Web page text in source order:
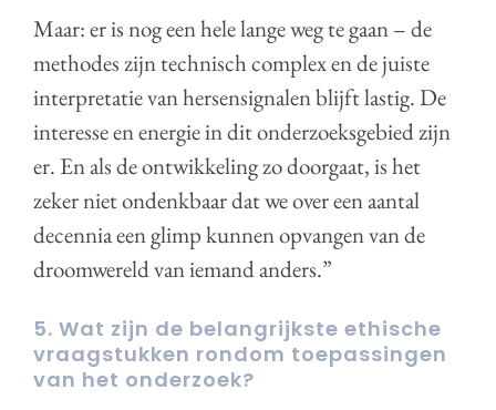
Maar: er is nog een hele lange weg te gaan – de
methodes zijn technisch complex en de juiste
interpretatie van hersensignalen blijft lastig. De
interesse en energie in dit onderzoeksgebied zijn
er. En als de ontwikkeling zo doorgaat, is het
zeker niet ondenkbaar dat we over een aantal
decennia een glimp kunnen opvangen van de
droomwereld van iemand anders.”
5. Wat zijn de belangrijkste ethische
vraagstukken rondom toepassingen
van het onderzoek?